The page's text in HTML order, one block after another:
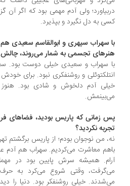
ولی آدم مهمی بود که اگر آن
به دل نگیرد و بپذیرد.
سهراب سپهری و ابوالقاسم سعیدی هم که
تجسمی به شمار می‌روند، چالش
سهراب و سعیدی خیلی دوست بود. سعیدی
و روشنفکری نبود. برای خودش
آدم دلخوش و شادی بود. هنوز هم
زمانی که پاریس بودید، فضاهای فرهنگی
نکردید؟
من نوجوان بودم؛ از پاریس برگشتم تهران،
معاشرت می‌کردیم. سهراب هم آدم عجیبی
همیشه سرش پایین بود در مهمانی‌ها
وقتی شروع می‌کرد به حرف
خیلی روشنفکر بود. دنیا را دیده بود.